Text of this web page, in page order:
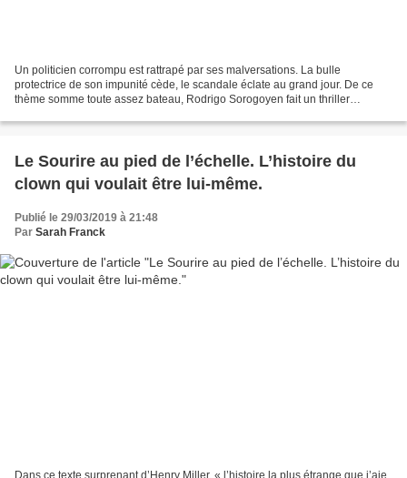
Un politicien corrompu est rattrapé par ses malversations. La bulle
protectrice de son impunité cède, le scandale éclate au grand jour. De ce
thème somme toute assez bateau, Rodrigo Sorogoyen fait un thriller
Le Sourire au pied de l’échelle. L’histoire du
clown qui voulait être lui-même.
Publié le 29/03/2019 à 21:48
Par Sarah Franck
Dans ce texte surprenant d’Henry Miller, « l’histoire la plus étrange que j’aie